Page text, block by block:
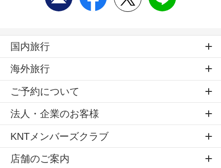
国内旅行
海外旅行
ご予約について
法人・企業のお客様
KNTメンバーズクラブ
店舗のご案内